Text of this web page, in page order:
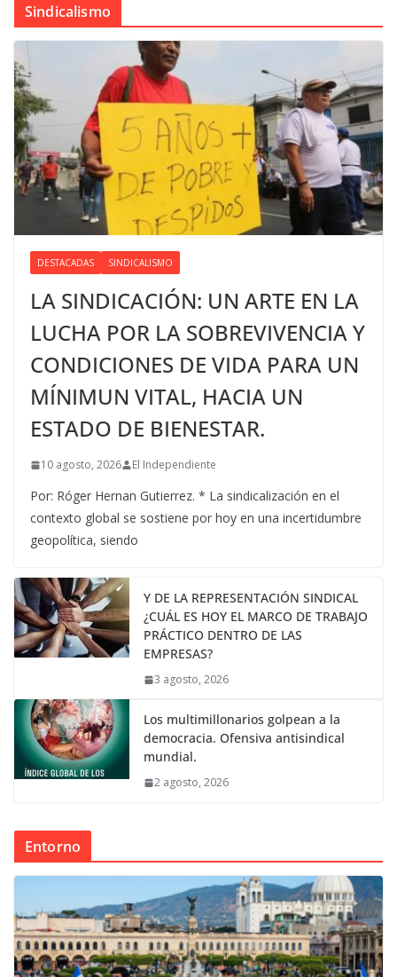
Sindicalismo
DESTACADAS SINDICALISMO
LA SINDICACIÓN: UN ARTE EN LA
LUCHA POR LA SOBREVIVENCIA Y
CONDICIONES DE VIDA PARA UN
MÍNIMUN VITAL, HACIA UN
ESTADO DE BIENESTAR.
10 agosto, 2026 El Independiente
Por: Róger Hernan Gutierrez. * La sindicalización en el
contexto global se sostiene por hoy en una incertidumbre
geopolítica, siendo
Y DE LA REPRESENTACIÓN SINDICAL
¿CUÁL ES HOY EL MARCO DE TRABAJO
PRÁCTICO DENTRO DE LAS
EMPRESAS?
3 agosto, 2026
Los multimillonarios golpean a la
democracia. Ofensiva antisindical
mundial.
2 agosto, 2026
Entorno